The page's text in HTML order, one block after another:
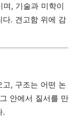
, 기술과 미학이
. 견고함 위에 감
, 구조는 어떤 논
안에서 질서를 만
.